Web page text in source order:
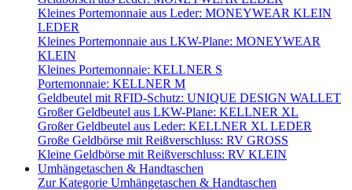
Kleines Portemonnaie aus Leder: MONEYWEAR KLEIN
LEDER
Kleines Portemonnaie aus LKW-Plane: MONEYWEAR
KLEIN
Kleines Portemonnaie: KELLNER S
Portemonnaie: KELLNER M
Geldbeutel mit RFID-Schutz: UNIQUE DESIGN WALLET
Großer Geldbeutel aus LKW-Plane: KELLNER XL
Großer Geldbeutel aus Leder: KELLNER XL LEDER
Große Geldbörse mit Reißverschluss: RV GROSS
Kleine Geldbörse mit Reißverschluss: RV KLEIN
Umhängetaschen & Handtaschen
Zur Kategorie Umhängetaschen & Handtaschen